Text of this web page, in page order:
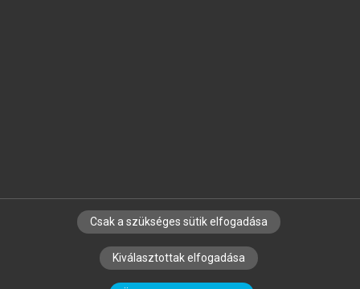
SZERZŐKNEK CÉGEKNEK KÖNYVTÁROSOKNAK
SZERKESZTÉSI ÉS LEKTORÁLÁSI ALAPELVEK
Csak a szükséges sütik elfogadása
Kiválasztottak elfogadása